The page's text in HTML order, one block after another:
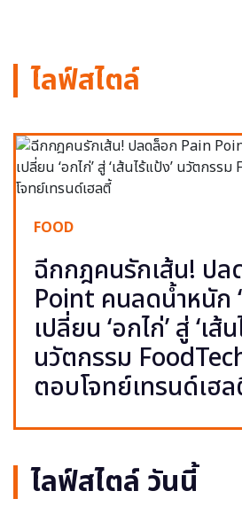
ไลฟ์สไตล์
FOOD
ฉีกกฎคนรักเส้น! ป
Point คนลดน้ำหนัก
เปลี่ยน ‘อกไก่’ สู่ ‘เส้
นวัตกรรม
ตอบโจทย์เทรนด์เฮ
ไลฟ์สไตล์ วันนี้